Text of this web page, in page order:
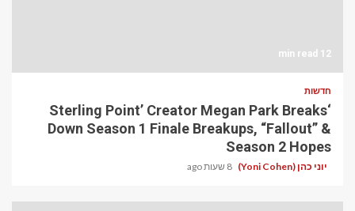
12 min read
חדשות
‘Sterling Point’ Creator Megan Park Breaks
Down Season 1 Finale Breakups, “Fallout” &
Season 2 Hopes
יוני כהן (Yoni Cohen) 8 שעות ago